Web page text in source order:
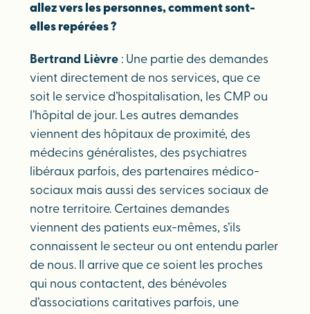
allez vers les personnes, comment sont-
elles repérées ?
Bertrand Lièvre: Une partie des demandes
vient directement de nos services, que ce
soit le service d’hospitalisation, les CMP ou
l’hôpital de jour. Les autres demandes
viennent des hôpitaux de proximité, des
médecins généralistes, des psychiatres
libéraux parfois, des partenaires médico-
sociaux mais aussi des services sociaux de
notre territoire. Certaines demandes
viennent des patients eux-mêmes, s’ils
connaissent le secteur ou ont entendu parler
de nous. Il arrive que ce soient les proches
qui nous contactent, des bénévoles
d’associations caritatives parfois, une